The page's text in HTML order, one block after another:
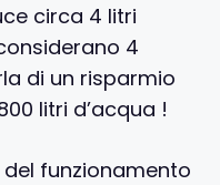
circa 4 litri
4
di un risparmio
litri d’acqua !
funzionamento